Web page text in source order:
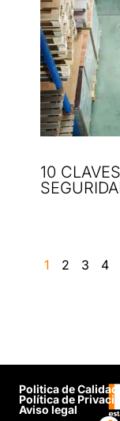
10
1 2 3 4
Politica de Calidad
Política de
Aviso legal